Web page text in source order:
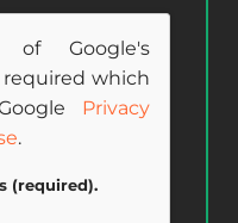
of Google's
required which
Privacy
.
(required).